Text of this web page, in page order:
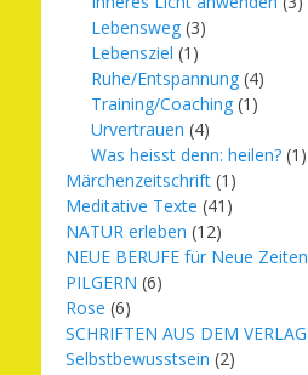
Lebensweg (3)
Lebensziel (1)
Ruhe/Entspannung (4)
Training/Coaching (1)
Urvertrauen (4)
Was heisst denn: heilen? (1)
Märchenzeitschrift (1)
Meditative Texte (41)
NATUR erleben (12)
NEUE BERUFE für Neue Zeiten
PILGERN (6)
Rose (6)
SCHRIFTEN AUS DEM VERLAG
Selbstbewusstsein (2)